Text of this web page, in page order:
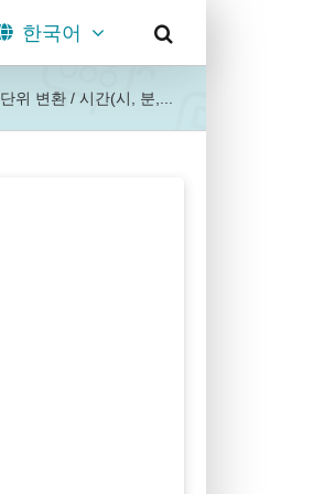
한국어
단위 변환 / 시간(시, 분,...